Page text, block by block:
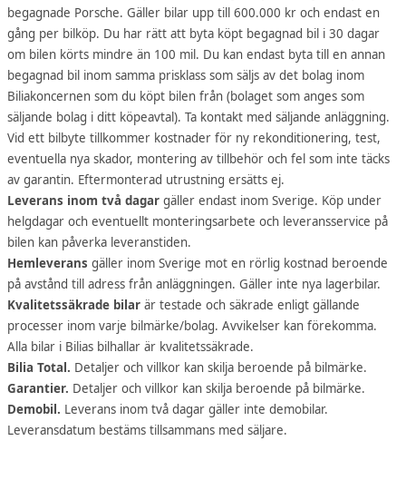
begagnade Porsche. Gäller bilar upp till 600.000 kr och endast en
gång per bilköp. Du har rätt att byta köpt begagnad bil i 30 dagar
om bilen körts mindre än 100 mil. Du kan endast byta till en annan
begagnad bil inom samma prisklass som säljs av det bolag inom
Biliakoncernen som du köpt bilen från (bolaget som anges som
säljande bolag i ditt köpeavtal). Ta kontakt med säljande anläggning.
Vid ett bilbyte tillkommer kostnader för ny rekonditionering, test,
eventuella nya skador, montering av tillbehör och fel som inte täcks
av garantin. Eftermonterad utrustning ersätts ej.
Leverans inom två dagar gäller endast inom Sverige. Köp under
helgdagar och eventuellt monteringsarbete och leveransservice på
bilen kan påverka leveranstiden.
Hemleverans gäller inom Sverige mot en rörlig kostnad beroende
på avstånd till adress från anläggningen. Gäller inte nya lagerbilar.
Kvalitetssäkrade bilar är testade och säkrade enligt gällande
processer inom varje bilmärke/bolag. Avvikelser kan förekomma.
Alla bilar i Bilias bilhallar är kvalitetssäkrade.
Bilia Total. Detaljer och villkor kan skilja beroende på bilmärke.
Garantier. Detaljer och villkor kan skilja beroende på bilmärke.
Demobil. Leverans inom två dagar gäller inte demobilar.
Leveransdatum bestäms tillsammans med säljare.